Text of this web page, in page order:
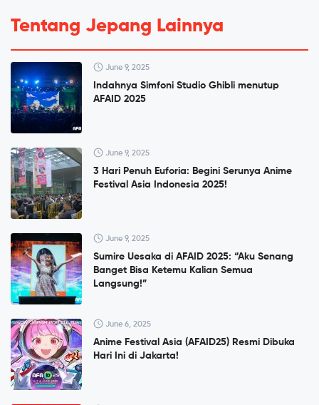
Tentang Jepang Lainnya
June 9, 2025
Indahnya Simfoni Studio Ghibli menutup
AFAID 2025
June 9, 2025
3 Hari Penuh Euforia: Begini Serunya Anime
Festival Asia Indonesia 2025!
June 9, 2025
Sumire Uesaka di AFAID 2025: “Aku Senang
Banget Bisa Ketemu Kalian Semua
Langsung!”
June 6, 2025
Anime Festival Asia (AFAID25) Resmi Dibuka
Hari Ini di Jakarta!